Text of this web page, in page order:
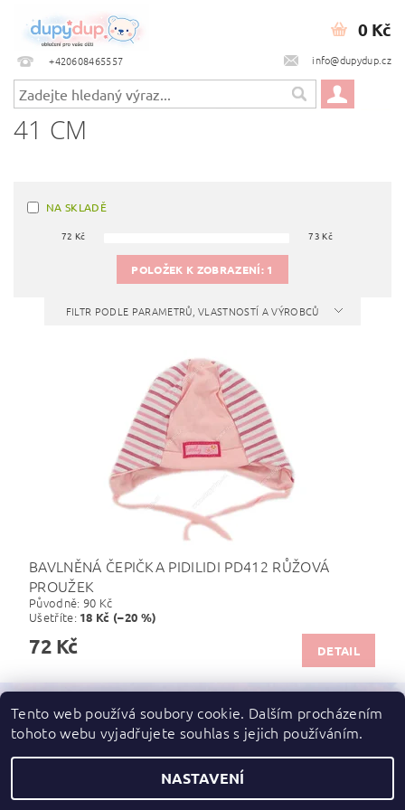
+420608465557 info@dupydup.cz
0 Kč
41 CM
NA SKLADĚ
72 Kč 73 Kč
POLOŽEK K ZOBRAZENÍ: 1
FILTR PODLE PARAMETRŮ, VLASTNOSTÍ A VÝROBCŮ
BAVLNĚNÁ ČEPIČKA PIDILIDI PD412 RŮŽOVÁ
PROUŽEK
Původně: 90 Kč
Ušetříte: 18 Kč (–20 %)
72 Kč DETAIL
Zboží.cz | Heureka.cz
2026 ©dupydup, všechna práva vyhrazena
Tento web používá soubory cookie. Dalším procházením
tohoto webu vyjadřujete souhlas s jejich používáním.
NASTAVENÍ